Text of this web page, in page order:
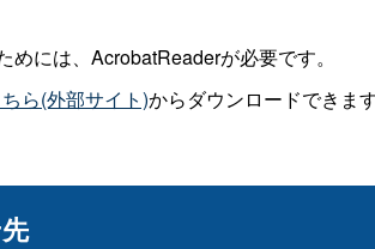
には、AcrobatReaderが必要です。
ら(外部サイト)からダウンロードできま